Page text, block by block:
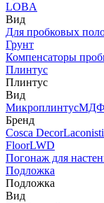
LOBA
Вид
Для пробковых
Грунт
Компенсаторы
Плинтус
Плинтус
Вид
МикроплинтусМДФ
Бренд
Cosca Decor
FloorLWD
Погонаж для
Подложка
Подложка
Вид